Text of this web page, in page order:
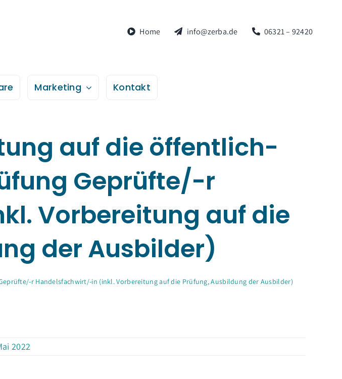
Home info@zerba.de 06321 – 92420
Marketing Kontakt
auf die öffentlich-
Geprüfte/-r
Vorbereitung auf die
der Ausbilder)
r Handelsfachwirt/-in (inkl. Vorbereitung auf die Prüfung, Ausbildung der Ausbilder)
2022